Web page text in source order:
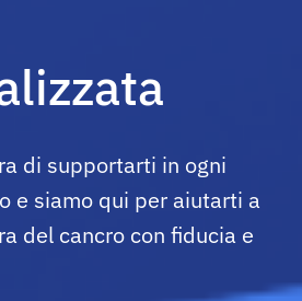
di supportarti in ogni
e siamo qui per aiutarti a
del cancro con fiducia e